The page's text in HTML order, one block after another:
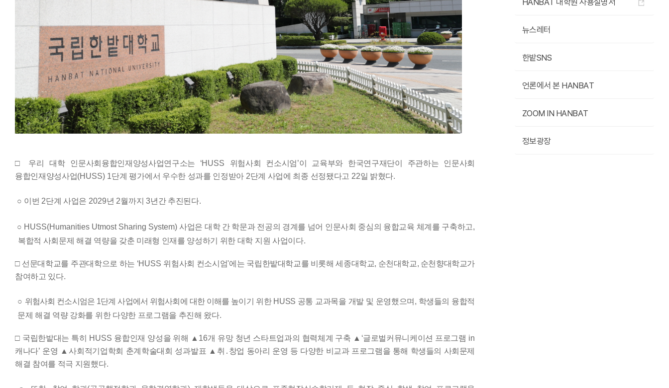
HANBAT 대학원 사용설명서
뉴스레터
한밭SNS
언론에서 본 HANBAT
ZOOM IN HANBAT
정보광장
□ 우리 대학 인문사회융합인재양성사업연구소는 ‘HUSS 위험사회 컨소시엄’이 교육부와 한국연구재단이 주관하는 인문사회
융합인재양성사업(HUSS) 1단계 평가에서 우수한 성과를 인정받아 2단계 사업에 최종 선정됐다고 22일 밝혔다.
○ 이번 2단계 사업은 2029년 2월까지 3년간 추진된다.
○ HUSS(Humanities Utmost Sharing System) 사업은 대학 간 학문과 전공의 경계를 넘어 인문사회 중심의 융합교육 체계를 구축하고,
복합적 사회문제 해결 역량을 갖춘 미래형 인재를 양성하기 위한 대학 지원 사업이다.
□ 선문대학교를 주관대학으로 하는 ‘HUSS 위험사회 컨소시엄'에는 국립한밭대학교를 비롯해 세종대학교, 순천대학교, 순천향대학교가
참여하고 있다.
○ 위험사회 컨소시엄은 1단계 사업에서 위험사회에 대한 이해를 높이기 위한 HUSS 공통 교과목을 개발 및 운영했으며 , 학생들의 융합적
문제 해결 역량 강화를 위한 다양한 프로그램을 추진해 왔다.
□ 국립한밭대는 특히 HUSS 융합인재 양성을 위해 ▲ 16개 유망 청년 스타트업과의 협력체계 구축 ▲ ‘글로벌커뮤니케이션 프로그램 in
캐나다’ 운영 ▲ 사회적기업학회 춘계학술대회 성과발표 ▲ 취 ․ 창업 동아리 운영 등 다양한 비교과 프로그램을 통해 학생들의 사회문제
해결 참여를 적극 지원했다.